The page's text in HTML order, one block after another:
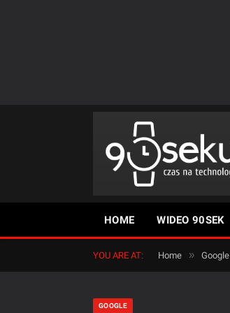
HOME WIDEO 90SEK
YOU ARE AT: Home » Google
GOOGLE